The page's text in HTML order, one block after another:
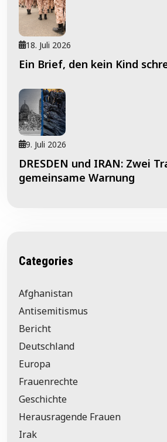
18. Juli 2026
Ein Brief, den kein Kind
9. Juli 2026
DRESDEN und IRAN: Zwei
gemeinsame Warnung
Categories
Afghanistan
Antisemitismus
Bericht
Deutschland
Europa
Frauenrechte
Geschichte
Herausragende Frauen
Irak